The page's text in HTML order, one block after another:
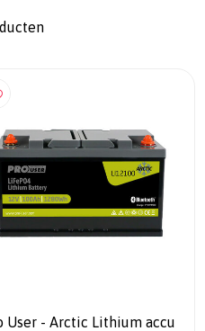
User - Arctic Lithium accu